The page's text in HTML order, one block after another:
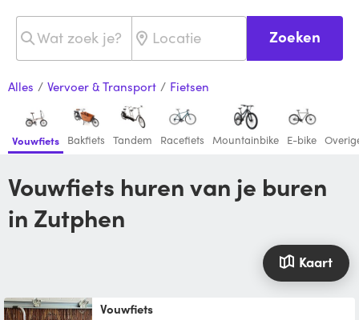
Zoeken
Alles / Vervoer & Transport / Fietsen
Vouwfiets Bakfiets Tandem Racefiets Mountainbike E-bike
Vouwfiets huren van je buren
in Zutphen
Kaart
Vouwfiets